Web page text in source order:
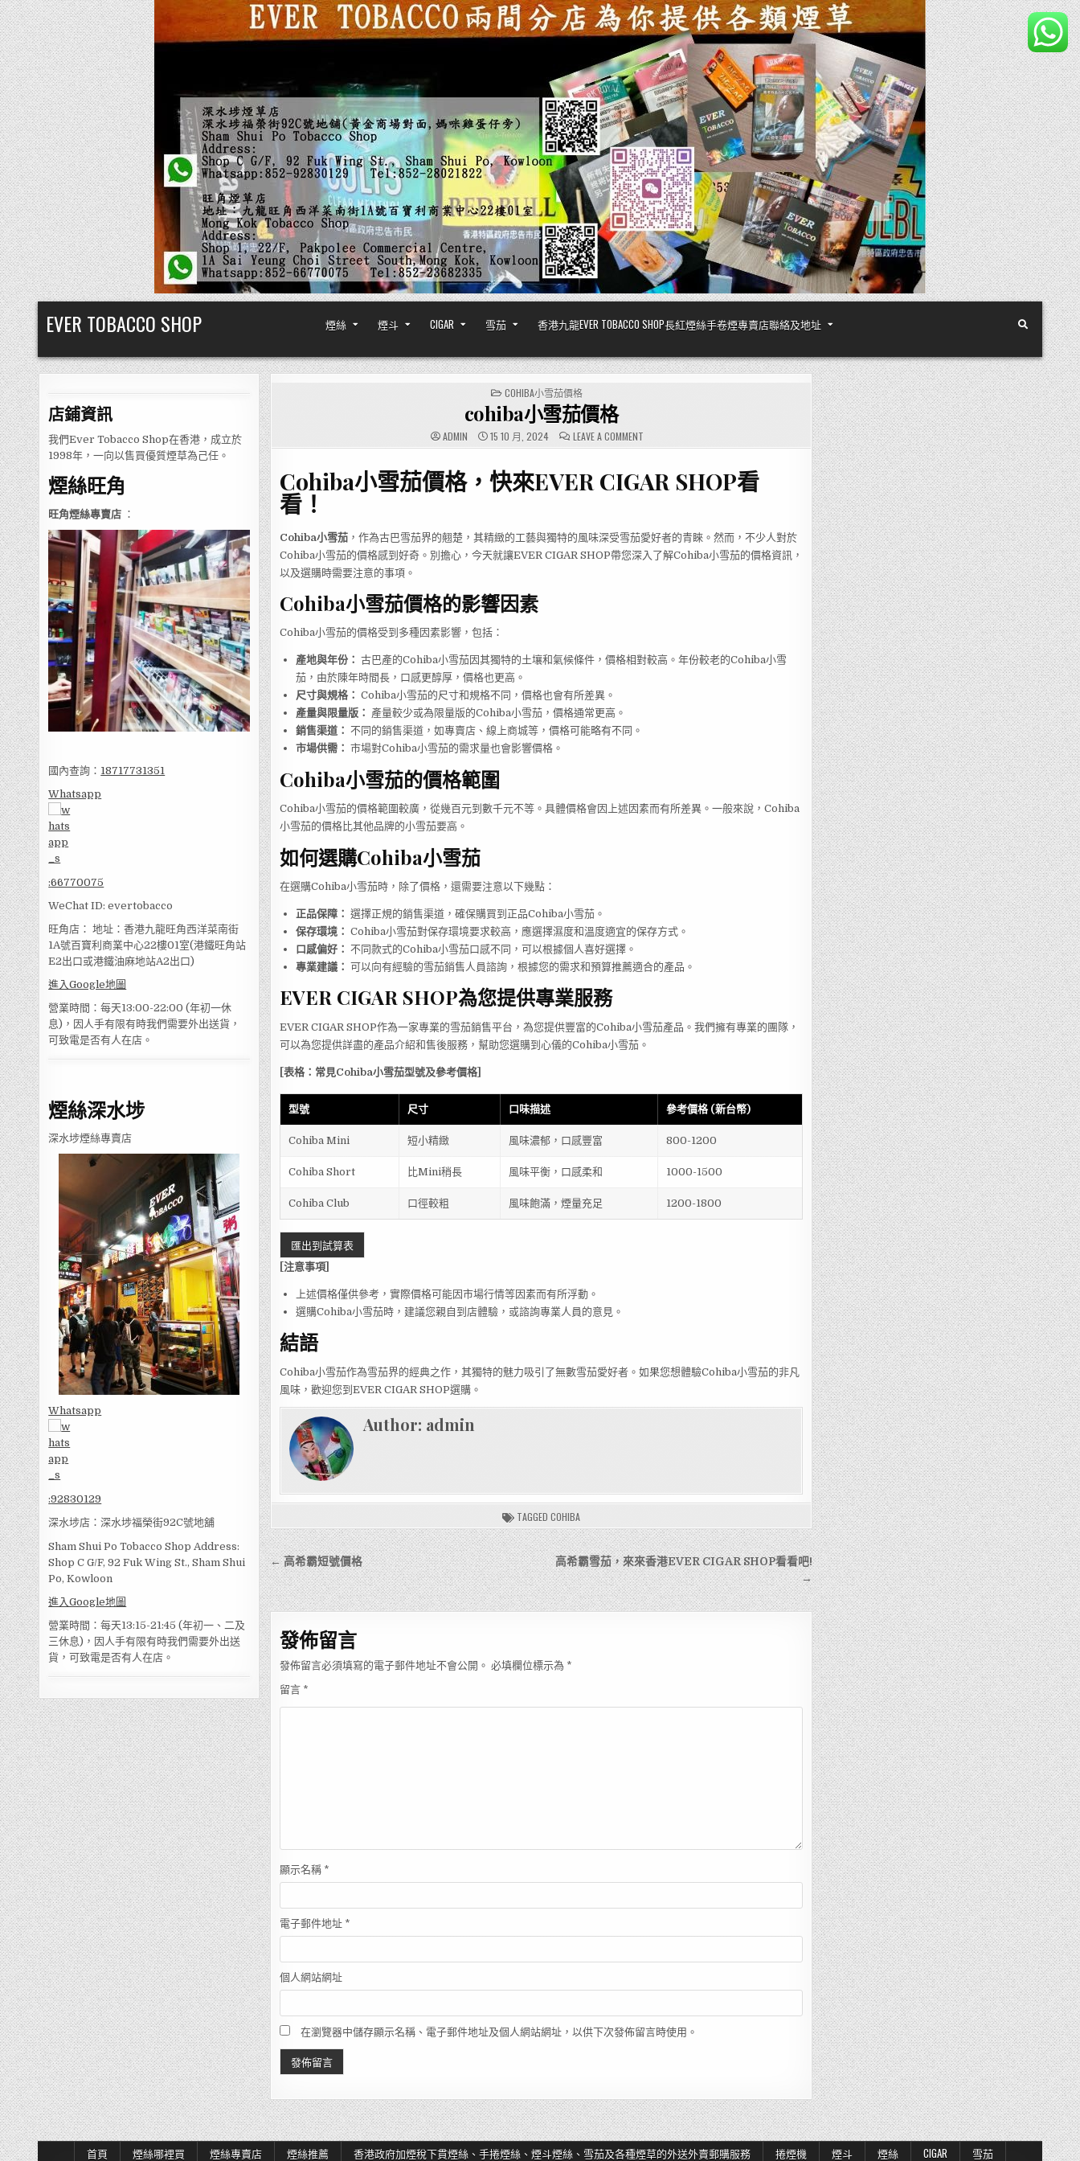
Skip
to
content
EVER TOBACCO SHOP 煙絲 煙斗 CIGAR 雪茄 香港九龍EVER TOBACCO SHOP長紅煙絲手卷煙專賣店聯絡及地址
店鋪資訊
我們Ever Tobacco Shop在香港，成立於
1998年，一向以售買優質煙草為己任。
煙絲旺角
旺角煙絲專賣店 ：
國內查詢： 18717731351
Whatsapp
:66770075
WeChat ID: evertobacco
旺角店： 地址：香港九龍旺角西洋菜南街
1A號百寶利商業中心22樓01室(港鐵旺角站
E2出口或港鐵油麻地站A2出口)
進入Google地圖
營業時間：每天13:00-22:00 (年初一休
息)，因人手有限有時我們需要外出送貨，
可致電是否有人在店。
煙絲深水埗
深水埗煙絲專賣店
Whatsapp
:92830129
深水埗店：深水埗福榮街92C號地舖
Sham Shui Po Tobacco Shop Address:
Shop C G/F, 92 Fuk Wing St., Sham Shui
Po, Kowloon
進入Google地圖
營業時間：每天13:15-21:45 (年初一、二及
三休息)，因人手有限有時我們需要外出送
貨，可致電是否有人在店。
POSTED
IN
COHIBA小雪茄價格
cohiba小雪茄價格
ADMIN 15 10 月, 2024 LEAVE A COMMENTON
COHIBA
茄
價
格
Cohiba小雪茄價格，快來EVER CIGAR SHOP看
看！
Cohiba小雪茄，作為古巴雪茄界的翹楚，其精緻的工藝與獨特的風味深受雪茄愛好者的青睞。然而，不少人對於
Cohiba小雪茄的價格感到好奇。別擔心，今天就讓EVER CIGAR SHOP帶您深入了解Cohiba小雪茄的價格資訊，
以及選購時需要注意的事項。
Cohiba小雪茄價格的影響因素
Cohiba小雪茄的價格受到多種因素影響，包括：
產地與年份： 古巴產的Cohiba小雪茄因其獨特的土壤和氣候條件，價格相對較高。年份較老的Cohiba小雪
茄，由於陳年時間長，口感更醇厚，價格也更高。
尺寸與規格： Cohiba小雪茄的尺寸和規格不同，價格也會有所差異。
產量與限量版： 產量較少或為限量版的Cohiba小雪茄，價格通常更高。
銷售渠道： 不同的銷售渠道，如專賣店、線上商城等，價格可能略有不同。
市場供需： 市場對Cohiba小雪茄的需求量也會影響價格。
Cohiba小雪茄的價格範圍
Cohiba小雪茄的價格範圍較廣，從幾百元到數千元不等。具體價格會因上述因素而有所差異。一般來說，Cohiba
小雪茄的價格比其他品牌的小雪茄要高。
如何選購Cohiba小雪茄
在選購Cohiba小雪茄時，除了價格，還需要注意以下幾點：
正品保障： 選擇正規的銷售渠道，確保購買到正品Cohiba小雪茄。
保存環境： Cohiba小雪茄對保存環境要求較高，應選擇濕度和溫度適宜的保存方式。
口感偏好： 不同款式的Cohiba小雪茄口感不同，可以根據個人喜好選擇。
專業建議： 可以向有經驗的雪茄銷售人員諮詢，根據您的需求和預算推薦適合的產品。
EVER CIGAR SHOP為您提供專業服務
EVER CIGAR SHOP作為一家專業的雪茄銷售平台，為您提供豐富的Cohiba小雪茄產品。我們擁有專業的團隊，
可以為您提供詳盡的產品介紹和售後服務，幫助您選購到心儀的Cohiba小雪茄。
[表格：常見Cohiba小雪茄型號及參考價格]
型號 尺寸 口味描述 參考價格 (新台幣)
Cohiba Mini 短小精緻 風味濃郁，口感豐富 800-1200
Cohiba Short 比Mini稍長 風味平衡，口感柔和 1000-1500
Cohiba Club 口徑較粗 風味飽滿，煙量充足 1200-1800
匯出到試算表
[注意事項]
上述價格僅供參考，實際價格可能因市場行情等因素而有所浮動。
選購Cohiba小雪茄時，建議您親自到店體驗，或諮詢專業人員的意見。
結語
Cohiba小雪茄作為雪茄界的經典之作，其獨特的魅力吸引了無數雪茄愛好者。如果您想體驗Cohiba小雪茄的非凡
風味，歡迎您到EVER CIGAR SHOP選購。
Author: admin
TAGGED COHIBA
文
章
導
覽
高希霸雪茄，來來香港EVER CIGAR SHOP看看吧!
→
← 高希霸短號價格
發佈留言
發佈留言必須填寫的電子郵件地址不會公開。 必填欄位標示為 *
留言 *
顯示名稱 *
電子郵件地址 *
個人網站網址
在瀏覽器中儲存顯示名稱、電子郵件地址及個人網站網址，以供下次發佈留言時使用。
首頁 煙絲哪裡買 煙絲專賣店 煙絲推薦 香港政府加煙稅下貫煙絲、手捲煙絲、煙斗煙絲、雪茄及各種煙草的外送外賣郵購服務 捲煙機 煙斗 煙絲 CIGAR 雪茄